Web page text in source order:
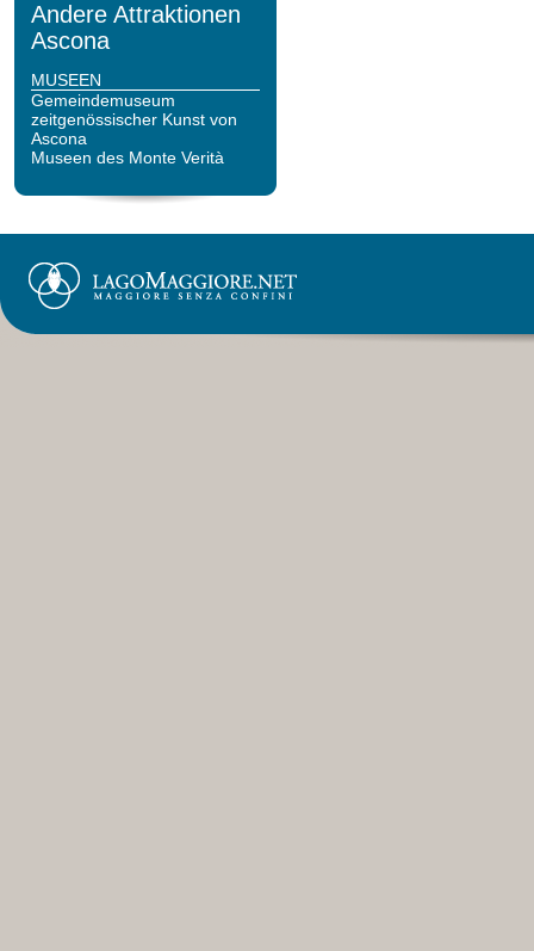
Andere Attraktionen
Ascona
MUSEEN
Gemeindemuseum
zeitgenössischer Kunst von
Ascona
Museen des Monte Verità